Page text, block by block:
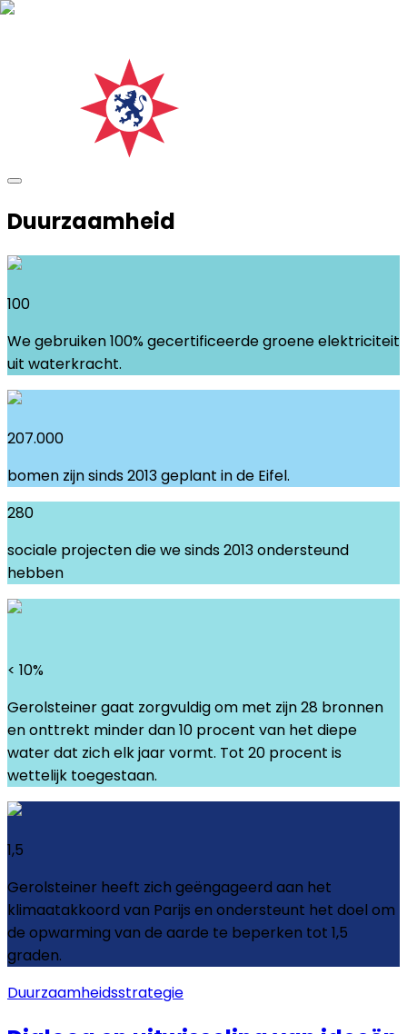
Duurzaamheid
100
We gebruiken 100% gecertificeerde groene elektriciteit
uit waterkracht.
207.000
bomen zijn sinds 2013 geplant in de Eifel.
280
sociale projecten die we sinds 2013 ondersteund
hebben
< 10%
Gerolsteiner gaat zorgvuldig om met zijn 28 bronnen
en onttrekt minder dan 10 procent van het diepe
water dat zich elk jaar vormt. Tot 20 procent is
wettelijk toegestaan.
1,5
Gerolsteiner heeft zich geëngageerd aan het
klimaatakkoord van Parijs en ondersteunt het doel om
de opwarming van de aarde te beperken tot 1,5
graden.
Duurzaamheidsstrategie